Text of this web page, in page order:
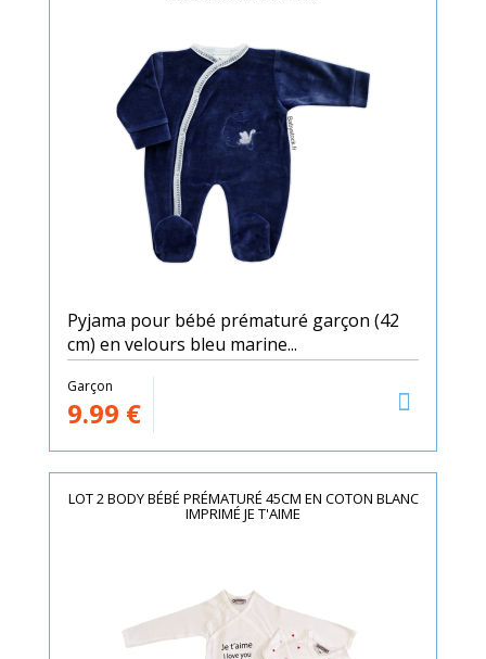
Pyjama pour bébé prématuré garçon (42
cm) en velours bleu marine...
Garçon
9.99 €
LOT 2 BODY BÉBÉ PRÉMATURÉ 45CM EN COTON BLANC
IMPRIMÉ JE T'AIME